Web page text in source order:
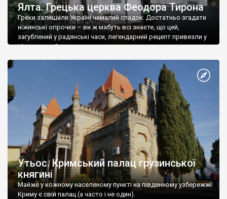
Ялта. Грецька церква Феодора Тирона
Греки залишили Україні чималий спадок. Достатньо згадати
ніжинські огірочки – ви ж мабуть всі знаєте, що цей,
загублений у радянські часи, легендарний рецепт привезли у
Ніжин греки?
Утьос. Кримський палац грузинської
княгині
Майже у кожному населеному пункті на південному узбережжі
Криму є свій палац (а часто і не один).